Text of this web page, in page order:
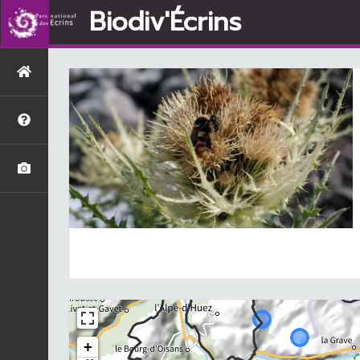
Biodiv'Écrins
+